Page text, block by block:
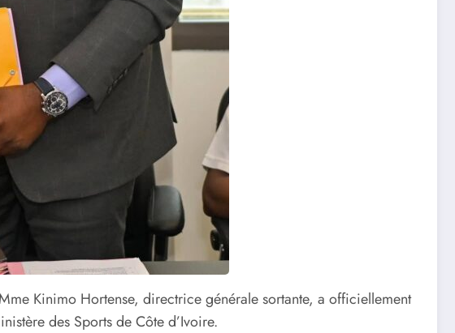
Kinimo Hortense, directrice générale sortante, a officiellement
des Sports de Côte d’Ivoire.